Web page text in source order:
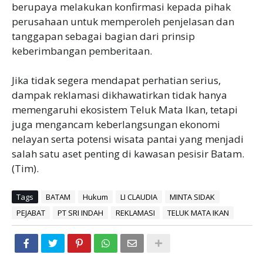
berupaya melakukan konfirmasi kepada pihak
perusahaan untuk memperoleh penjelasan dan
tanggapan sebagai bagian dari prinsip
keberimbangan pemberitaan.
Jika tidak segera mendapat perhatian serius,
dampak reklamasi dikhawatirkan tidak hanya
memengaruhi ekosistem Teluk Mata Ikan, tetapi
juga mengancam keberlangsungan ekonomi
nelayan serta potensi wisata pantai yang menjadi
salah satu aset penting di kawasan pesisir Batam.
(Tim).
Tags BATAM Hukum LI CLAUDIA
MINTA SIDAK
PEJABAT
PT SRI INDAH REKLAMASI TELUK MATA IKAN